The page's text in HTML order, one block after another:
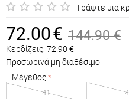
Γράψτε μια
72.00€ 144.90 €
Κερδίζεις: 72.90 €
Προσωρινά μη διαθέσιμο
Μέγεθος
41